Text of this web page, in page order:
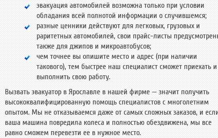
эвакуация автомобилей возможна только при условии
обладания всей полнотой информации о случившемся;
разные ценники действуют для легковых, грузовых и
раритетных автомобилей, свои прайс-листы
также для джипов и микроавтобусов;
чем точнее вы опишите место и адрес (при наличии
такового), тем быстрее наш специалист сможет приехать и
выполнить свою работу.
Вызвать эвакуатор в Ярославле в нашей фирме — значит получить
высококвалифицированную помощь специалистов с многолетним
опытом. Мы не отказываемся даже от самых сложных заказов, и
ваша машина повредила колеса и полностью обездвижена, мы все
равно сможем перевезти ее в нужное место.